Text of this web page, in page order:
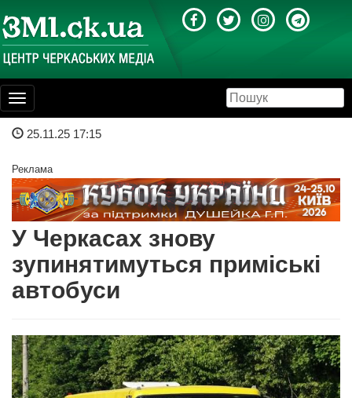
Toggle
navigation
25.11.25 17:15
Реклама
У Черкасах знову
зупинятимуться приміські
автобуси